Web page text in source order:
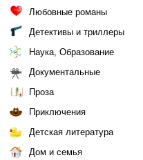
Любовные романы
Детективы и триллеры
Наука, Образование
Документальные
Проза
Приключения
Детская литература
Дом и семья